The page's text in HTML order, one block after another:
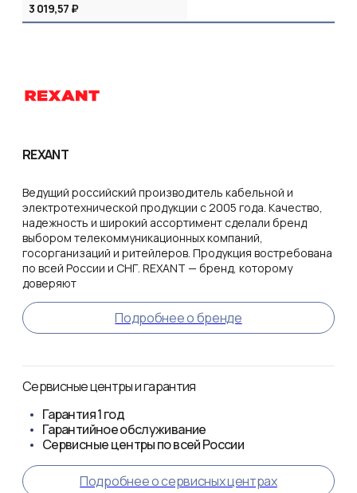
3 019,57 ₽
REXANT
Ведущий российский производитель кабельной и
электротехнической продукции с 2005 года. Качество,
надежность и широкий ассортимент сделали бренд
выбором телекоммуникационных компаний,
госорганизаций и ритейлеров. Продукция востребована
по всей России и СНГ. REXANT — бренд, которому
доверяют
Подробнее о бренде
Сервисные центры и гарантия
Гарантия1 год
Гарантийное обслуживание
Сервисные центры по всей России
Подробнее о сервисных центрах